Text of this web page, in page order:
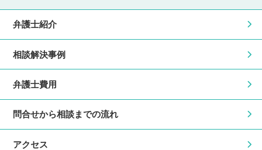
弁護士紹介
相談解決事例
弁護士費用
問合せから相談までの流れ
アクセス